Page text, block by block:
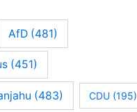
AfD(481)
(451)
(483) CDU(195)